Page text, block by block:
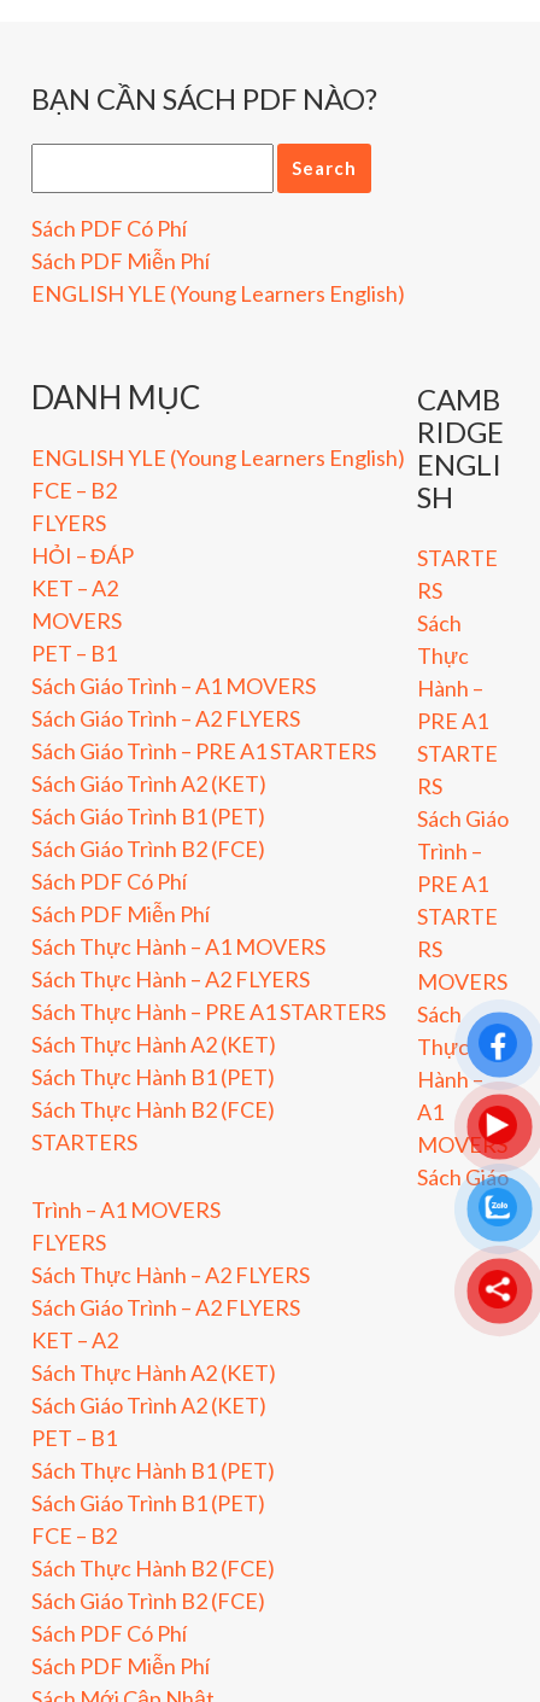
BẠN CẦN SÁCH PDF NÀO?
Sách PDF Có Phí
Sách PDF Miễn Phí
ENGLISH YLE (Young Learners English)
DANH MỤC
ENGLISH YLE (Young Learners English)
FCE – B2
FLYERS
HỎI – ĐÁP
KET – A2
MOVERS
PET – B1
Sách Giáo Trình – A1 MOVERS
Sách Giáo Trình – A2 FLYERS
Sách Giáo Trình – PRE A1 STARTERS
Sách Giáo Trình A2 (KET)
Sách Giáo Trình B1 (PET)
Sách Giáo Trình B2 (FCE)
Sách PDF Có Phí
Sách PDF Miễn Phí
Sách Thực Hành – A1 MOVERS
Sách Thực Hành – A2 FLYERS
Sách Thực Hành – PRE A1 STARTERS
Sách Thực Hành A2 (KET)
Sách Thực Hành B1 (PET)
Sách Thực Hành B2 (FCE)
STARTERS
CAMB
RIDGE
ENGLI
SH
STARTE
RS
Sách
Thực
Hành –
PRE A1
STARTE
RS
Sách Giáo
Trình –
PRE A1
STARTE
RS
MOVERS
Sách
Thực
Hành –
A1
MOVERS
Sách Giáo
Trình – A1 MOVERS
FLYERS
Sách Thực Hành – A2 FLYERS
Sách Giáo Trình – A2 FLYERS
KET – A2
Sách Thực Hành A2 (KET)
Sách Giáo Trình A2 (KET)
PET – B1
Sách Thực Hành B1 (PET)
Sách Giáo Trình B1 (PET)
FCE – B2
Sách Thực Hành B2 (FCE)
Sách Giáo Trình B2 (FCE)
Sách PDF Có Phí
Sách PDF Miễn Phí